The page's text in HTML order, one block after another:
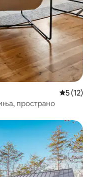
5 (12)
пространо